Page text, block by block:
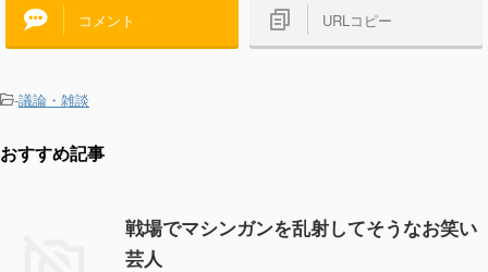
コメント URLコピー
-議論・雑談
おすすめ記事
戦場でマシンガンを乱射してそうなお笑い
芸人